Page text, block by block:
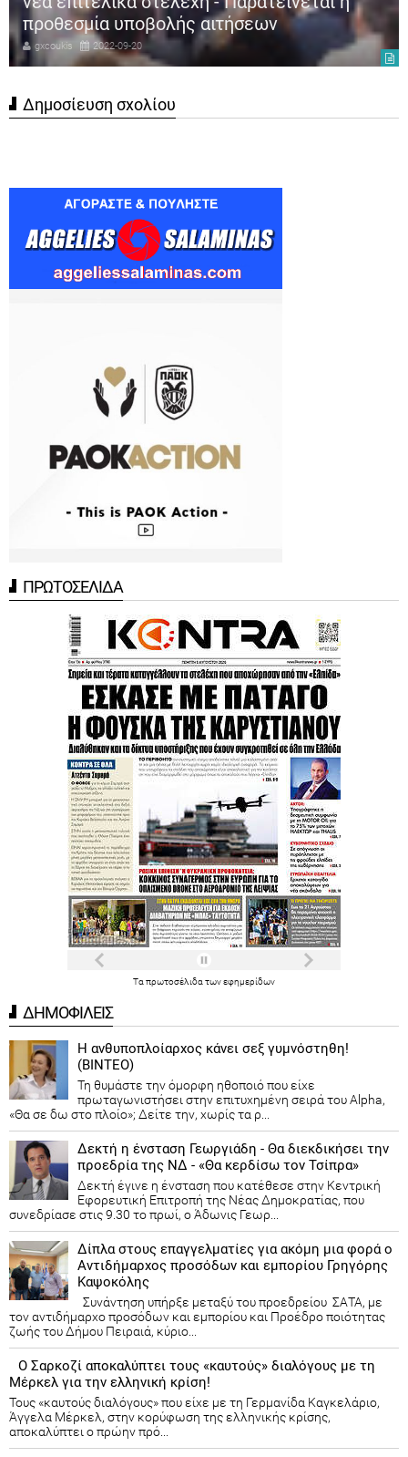
τέτοιου είδους βάναυσα περιστατικά
gxcoukis 2022-08-31
Δημοσίευση σχολίου
ΠΡΩΤΟΣΕΛΙΔΑ
Ταπρωτοσέλιδατωνεφημερίδων
ΔΗΜΟΦΙΛΕΙΣ
Η ανθυποπλοίαρχος κάνει σεξ γυμνόστηθη!
(ΒΙΝΤΕΟ)
Τη θυμάστε την όμορφη ηθοποιό που είχε
πρωταγωνιστήσει στην επιτυχημένη σειρά του Alpha,
«Θα σε δω στο πλοίο»; Δείτε την, χωρίς τα ρ...
Δεκτή η ένσταση Γεωργιάδη - Θα διεκδικήσει την
προεδρία της ΝΔ - «Θα κερδίσω τον Τσίπρα»
Δεκτή έγινε η ένσταση που κατέθεσε στην Κεντρική
Εφορευτική Επιτροπή της Νέας Δημοκρατίας, που
συνεδρίασε στις 9.30 το πρωί, ο Άδωνις Γεωρ...
Δίπλα στους επαγγελματίες για ακόμη μια φορά ο
Αντιδήμαρχος προσόδων και εμπορίου Γρηγόρης
Καψοκόλης
Συνάντηση υπήρξε μεταξύ του προεδρείου ΣΑΤΑ, με
τον αντιδήμαρχο προσόδων και εμπορίου και Προέδρο ποιότητας
ζωής του Δήμου Πειραιά, κύριο...
Ο Σαρκοζί αποκαλύπτει τους «καυτούς» διαλόγους με τη
Μέρκελ για την ελληνική κρίση!
Τους «καυτούς διαλόγους» που είχε με τη Γερμανίδα Καγκελάριο,
Άγγελα Μέρκελ, στην κορύφωση της ελληνικής κρίσης,
αποκαλύπτει ο πρώην πρό...